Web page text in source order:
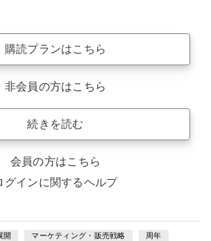
購読プランはこちら
非会員の方はこちら
続きを読む
会員の方はこちら
グインに関するヘルプ
開 マーケティング・販売戦略 周年